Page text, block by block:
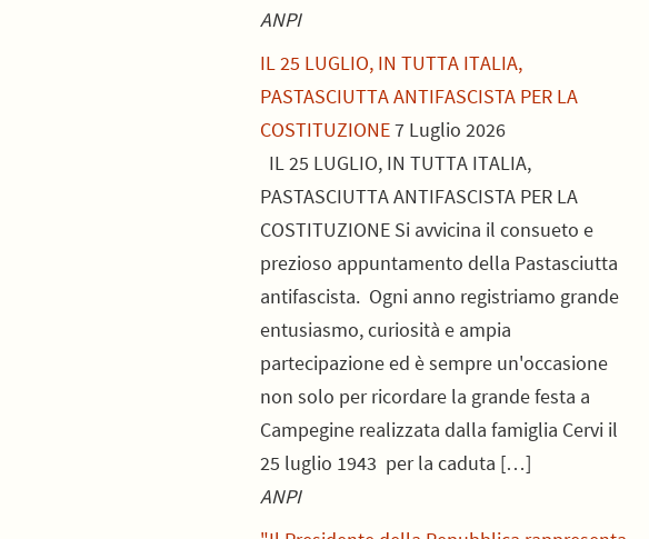
ANPI
IL 25 LUGLIO, IN TUTTA ITALIA,
PASTASCIUTTA ANTIFASCISTA PER LA
COSTITUZIONE7 Luglio 2026
IL 25 LUGLIO, IN TUTTA ITALIA,
PASTASCIUTTA ANTIFASCISTA PER LA
COSTITUZIONE Si avvicina il consueto e
prezioso appuntamento della Pastasciutta
antifascista. Ogni anno registriamo grande
entusiasmo, curiosità e ampia
partecipazione ed è sempre un'occasione
non solo per ricordare la grande festa a
Campegine realizzata dalla famiglia Cervi il
25 luglio 1943 per la caduta […]
ANPI